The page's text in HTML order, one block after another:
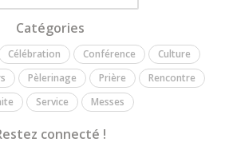
Catégories
Célébration Conférence
Culture
Pèlerinage Prière
Rencontre
Service Messes
connecté !